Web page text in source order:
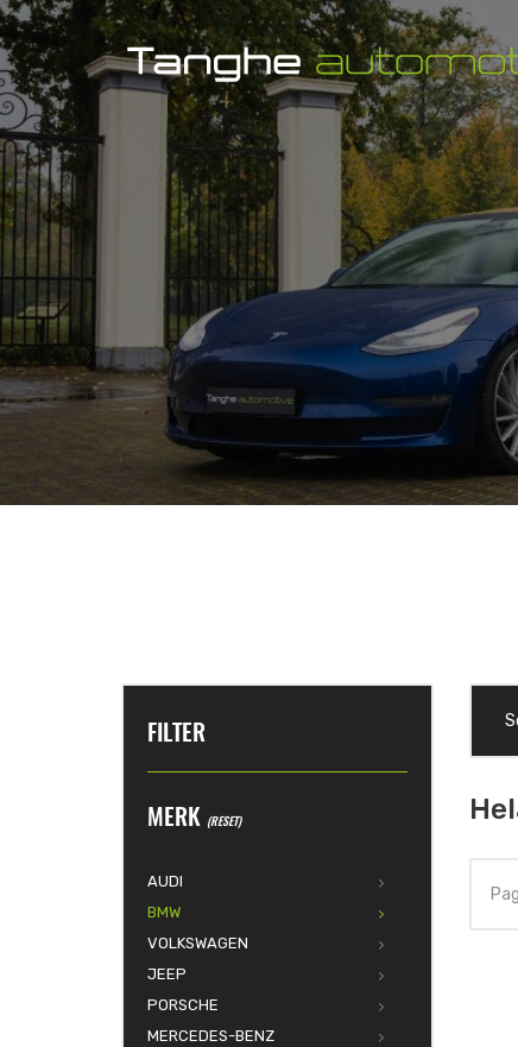
FILTER
MERK (RESET)
AUDI
BMW
VOLKSWAGEN
JEEP
PORSCHE
MERCEDES-BENZ